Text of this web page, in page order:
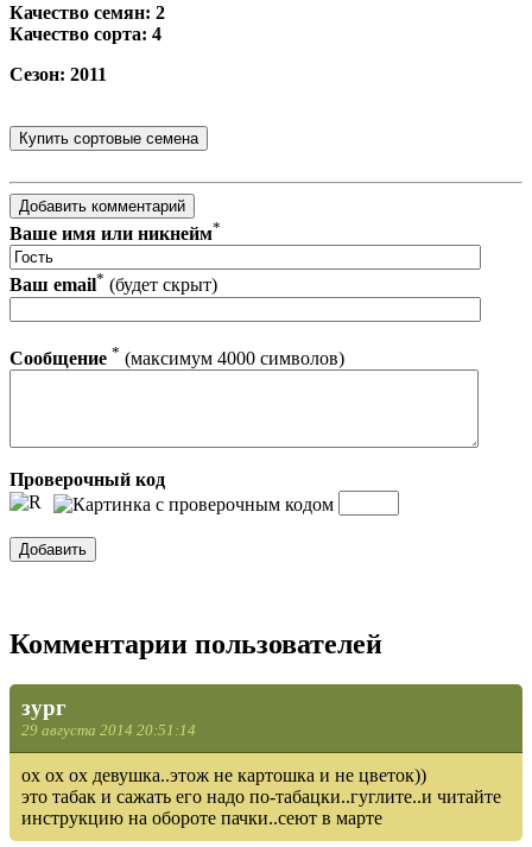
Качество семян: 2
Качество сорта: 4
Сезон: 2011
Ваше имя или никнейм*
Ваш email* (будет скрыт)
Сообщение * (максимум 4000 символов)
Проверочный код
Комментарии пользователей
зург
29 августа 2014 20:51:14
ох ох ох девушка..этож не картошка и не цветок))
это табак и сажать его надо по-табацки..гуглите..и читайте
инструкцию на обороте пачки..сеют в марте